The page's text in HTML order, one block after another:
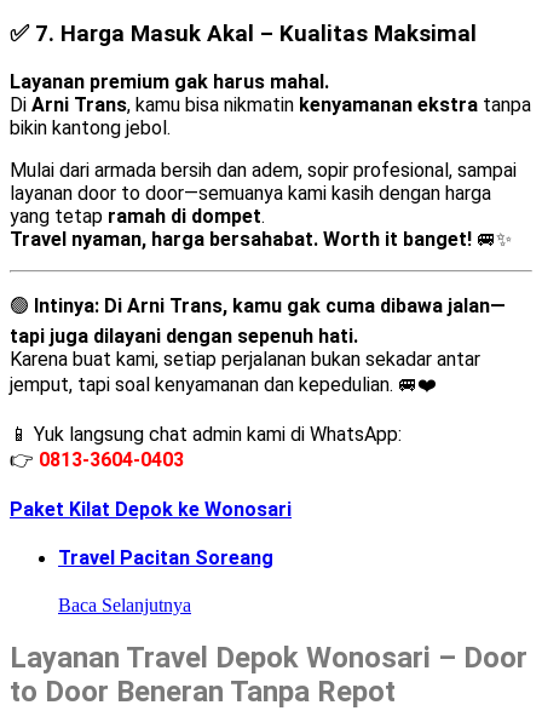
✅ 7. Harga Masuk Akal – Kualitas Maksimal
Layanan premium gak harus mahal.
Di Arni Trans, kamu bisa nikmatin kenyamanan ekstra tanpa
bikin kantong jebol.
Mulai dari armada bersih dan adem, sopir profesional, sampai
layanan door to door—semuanya kami kasih dengan harga
yang tetap ramah di dompet.
Travel nyaman, harga bersahabat. Worth it banget! 🚐✨
🟢 Intinya: Di Arni Trans, kamu gak cuma dibawa jalan—
tapi juga dilayani dengan sepenuh hati.
Karena buat kami, setiap perjalanan bukan sekadar antar
jemput, tapi soal kenyamanan dan kepedulian. 🚐❤️
📱 Yuk langsung chat admin kami di WhatsApp:
👉 0813-3604-0403
Paket Kilat Depok ke Wonosari
Travel Pacitan Soreang
Baca Selanjutnya
Layanan Travel Depok Wonosari – Door
to Door Beneran Tanpa Repot